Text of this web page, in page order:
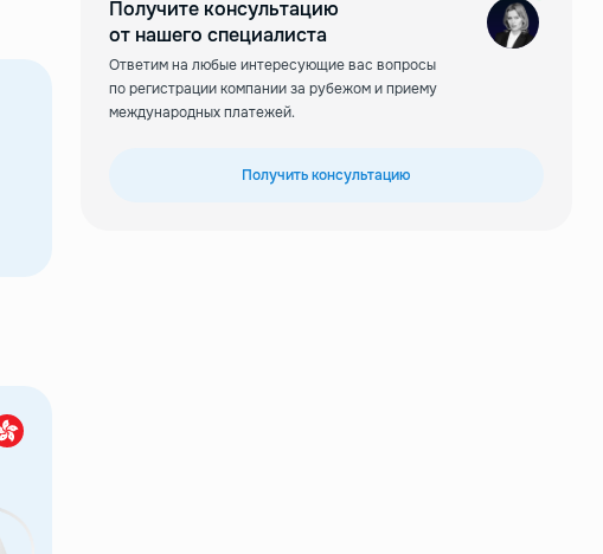
Получите консультацию
от нашего специалиста
Ответим на любые интересующие вас вопросы
по регистрации компании за рубежом и приему
международных платежей.
Получить консультацию